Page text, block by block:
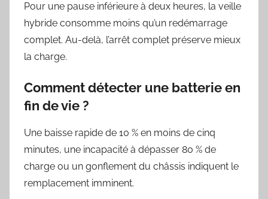
Pour une pause inférieure à deux heures, la veille
hybride consomme moins qu’un redémarrage
complet. Au-delà, l’arrêt complet préserve mieux
la charge.
Comment détecter une batterie en
fin de vie ?
Une baisse rapide de 10 % en moins de cinq
minutes, une incapacité à dépasser 80 % de
charge ou un gonflement du châssis indiquent le
remplacement imminent.